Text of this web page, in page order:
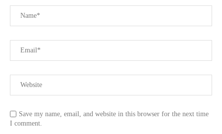
Save my name, email, and website in this browser for the next time
I comment.